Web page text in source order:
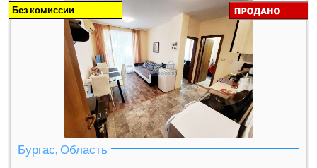
Бургас, Область
Без комиссии